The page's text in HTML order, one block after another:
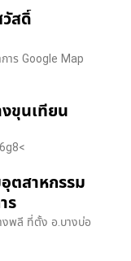
วัสดิ์
าร Google Map
งขุนเทียน
อุตสาหกรรม
ร
งพลี ที่ตั้ง อ.บางบ่อ